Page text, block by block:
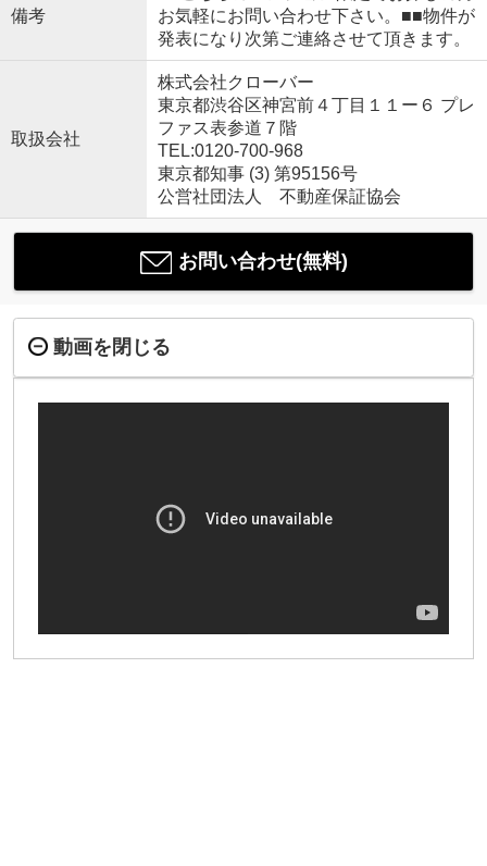
備考
お気軽にお問い合わせ下さい。■■物件が
発表になり次第ご連絡させて頂きます。
取扱会社
株式会社クローバー
東京都渋谷区神宮前４丁目１１ー６ プレ
ファス表参道７階
TEL:0120-700-968
東京都知事 (3) 第95156号
公営社団法人 不動産保証協会
お問い合わせ(無料)
動画を閉じる